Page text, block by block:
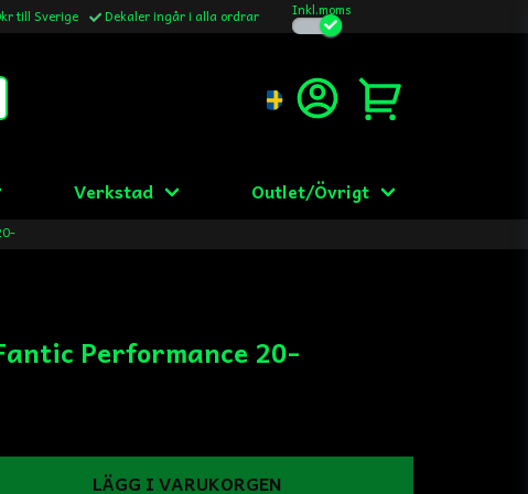
till Sverige Dekaler ingår i alla ordrar Inkl.moms
Verkstad Outlet/Övrigt
Performance 20-
LÄGG I VARUKORGEN